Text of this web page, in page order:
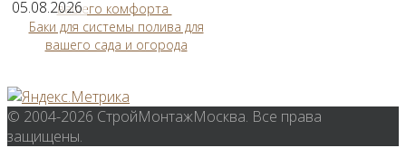
вашего комфорта
05.08.2026
Баки для системы полива для
вашего сада и огорода
© 2004-2026 СтройМонтажМосква. Все права
защищены.